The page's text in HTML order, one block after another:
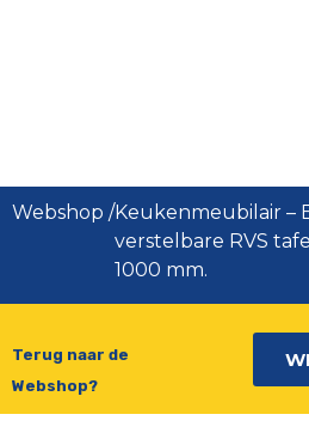
Webshop /Keukenmeubilair –
verstelbare RVS
1000 mm.
Terug naar de
Webshop?